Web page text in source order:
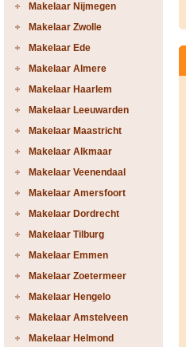
Makelaar Nijmegen
Makelaar Zwolle
Makelaar Ede
Makelaar Almere
Makelaar Haarlem
Makelaar Leeuwarden
Makelaar Maastricht
Makelaar Alkmaar
Makelaar Veenendaal
Makelaar Amersfoort
Makelaar Dordrecht
Makelaar Tilburg
Makelaar Emmen
Makelaar Zoetermeer
Makelaar Hengelo
Makelaar Amstelveen
Makelaar Helmond